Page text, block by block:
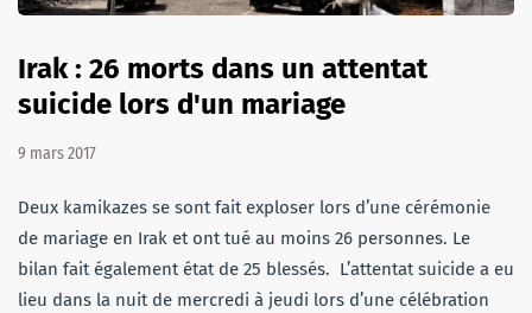
Irak : 26 morts dans un attentat
suicide lors d'un mariage
9 mars 2017
Deux kamikazes se sont fait exploser lors d’une cérémonie
de mariage en Irak et ont tué au moins 26 personnes. Le
bilan fait également état de 25 blessés. L’attentat suicide a eu
lieu dans la nuit de mercredi à jeudi lors d’une célébration